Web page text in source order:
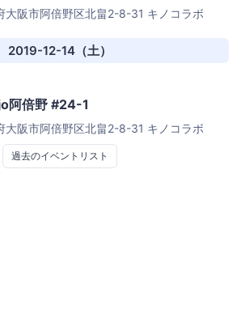
大阪市阿倍野区北畠2-8-31 キノコラボ
2019-12-14（土）
阿倍野 #24-1
大阪市阿倍野区北畠2-8-31 キノコラボ
過去のイベントリスト